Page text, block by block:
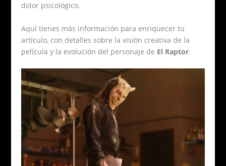
dolor psicológico.
Aquí tienes más información para enriquecer tu
artículo, con detalles sobre la visión creativa de la
película y la evolución del personaje de El Raptor.